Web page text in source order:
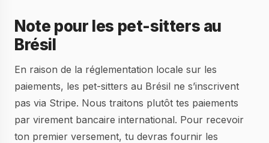
Note pour les pet-sitters au
Brésil
En raison de la réglementation locale sur les
paiements, les pet-sitters au Brésil ne s’inscrivent
pas via Stripe. Nous traitons plutôt tes paiements
par virement bancaire international. Pour recevoir
ton premier versement, tu devras fournir les